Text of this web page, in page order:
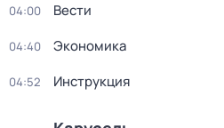
04:00 Вести
04:40 Экономика
04:52 Инструкция